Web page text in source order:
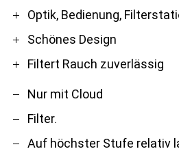
ProOptik, Bedienung,
Schönes Design
Filtert Rauch zuverlässig
Contra
Nur mit Cloud
Filter.
Auf höchster Stufe relativ